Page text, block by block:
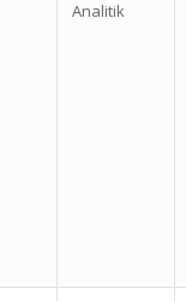
Analitik